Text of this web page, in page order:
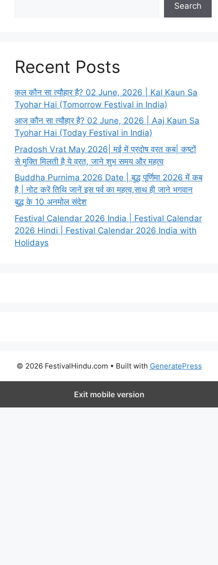
Search
Recent Posts
कल कौन सा त्यौहार है? 02 June, 2026 | Kal Kaun Sa
Tyohar Hai (Tomorrow Festival in India)
आज कौन सा त्यौहार है? 02 June, 2026 | Aaj Kaun Sa
Tyohar Hai (Today Festival in India)
Pradosh Vrat May 2026| मई में प्रदोष व्रत कब| कष्टों
से मुक्ति मिलती है ये व्रत, जाने शुभ समय और महत्व
Buddha Purnima 2026 Date | बुद्ध पूर्णिमा 2026 में कब
है | नोट करें तिथि जानें इस पर्व का महत्व,साथ ही जाने भगवान
बुद्ध के 10 अनमोल संदेश
Festival Calendar 2026 India | Festival Calendar
2026 Hindi | Festival Calendar 2026 India with
Holidays
© 2026 FestivalHindu.com • Built with GeneratePress
Exit mobile version